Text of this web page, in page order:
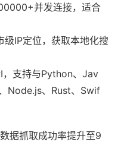
并发连接，适合
级IP定位，获取本地化搜
，支持与Python、Jav
Node.js、Rust、Swif
据抓取成功率提升至9